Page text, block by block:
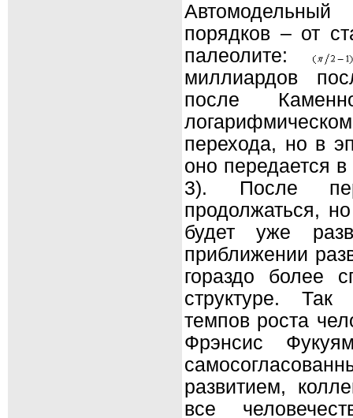
Автомодельный
порядков – от
палеолите:
миллиардов
после
перехода, но в
оно передается
3). После
продолжаться,
будет уже
приближении
гораздо более
структуре. Так
темпов роста
Фрэнсис
развитием,
все